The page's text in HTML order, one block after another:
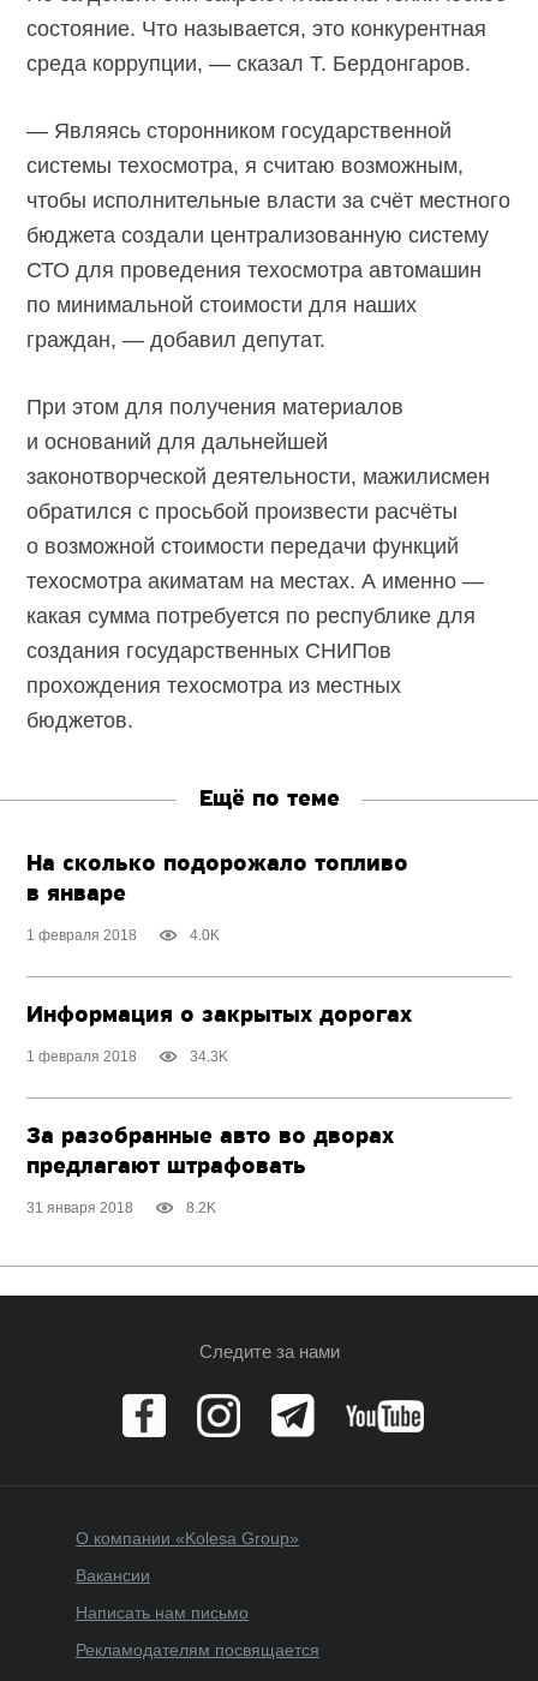
состояние. Что называется, это конкурентная
среда коррупции, — сказал Т. Бердонгаров.
— Являясь сторонником государственной
системы техосмотра, я считаю возможным,
чтобы исполнительные власти за счёт местного
бюджета создали централизованную систему
СТО для проведения техосмотра автомашин
по минимальной стоимости для наших
граждан, — добавил депутат.
При этом для получения материалов
и оснований для дальнейшей
законотворческой деятельности, мажилисмен
обратился с просьбой произвести расчёты
о возможной стоимости передачи функций
техосмотра акиматам на местах. А именно —
какая сумма потребуется по республике для
создания государственных СНИПов
прохождения техосмотра из местных
бюджетов.
Ещё по теме
На сколько подорожало топливо
в январе
1 февраля 2018 4.0K
Информация о закрытых дорогах
1 февраля 2018 34.3K
За разобранные авто во дворах
предлагают штрафовать
31 января 2018 8.2K
Следите за нами
О компании «Kolesa Group»
Вакансии
Написать нам письмо
Рекламодателям посвящается